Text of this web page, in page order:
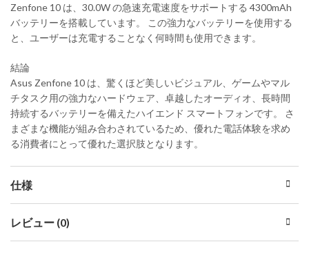
Zenfone 10 は、30.0W の急速充電速度をサポートする 4300mAh
バッテリーを搭載しています。 この強力なバッテリーを使用する
と、ユーザーは充電することなく何時間も使用できます。
結論
Asus Zenfone 10 は、驚くほど美しいビジュアル、ゲームやマル
チタスク用の強力なハードウェア、卓越したオーディオ、長時間
持続するバッテリーを備えたハイエンド スマートフォンです。 さ
まざまな機能が組み合わされているため、優れた電話体験を求め
る消費者にとって優れた選択肢となります。
仕様
レビュー (0)